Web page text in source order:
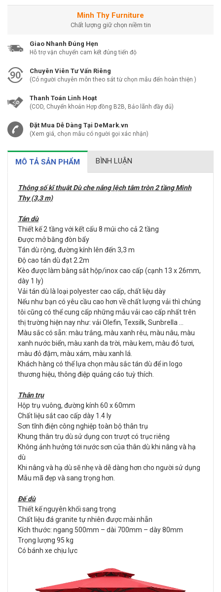
Minh Thy Furniture
Chất lượng giữ chọn niềm tin
Giao Nhanh Đúng Hẹn
Hỗ trợ vận chuyển cam kết đúng tiến độ
Chuyên Viên Tư Vấn Riêng
(Có người chuyên môn theo sát từ chọn mẫu đến hoàn thiện )
Thanh Toán Linh Hoạt
(COD, Chuyển khoản Hợp đồng B2B, Bảo lãnh đầy đủ)
Đặt Mua Dễ Dàng Tại DeMark.vn
(Xem giá, chọn mẫu có người gọi xác nhận)
MÔ TẢ SẢN PHẨM BÌNH LUẬN
Thông số kĩ thuật Dù che nắng lệch tâm tròn 2 tầng Minh
Thy (3,3 m)
Tán dù
Thiết kế 2 tầng với kết cấu 8 múi cho cả 2 tầng
Được mở bằng đòn bẩy
Tán dù rộng, đường kính lên đến 3,3 m
Độ cao tán dù đạt 2.2m
Kèo được làm bằng sắt hộp/inox cao cấp (cạnh 13 x 26mm,
dày 1 ly)
Vải tán dù là loại polyester cao cấp, chất liệu dày
Nếu như bạn có yêu cầu cao hơn về chất lượng vải thì chúng
tôi cũng có thể cung cấp những mẫu vải cao cấp nhất trên
thị trường hiện nay như: vải Olefin, Texsilk, Sunbrella …
Màu sắc có sẵn: màu trắng, màu xanh rêu, màu nâu, màu
xanh nước biển, màu xanh da trời, màu kem, màu đỏ tươi,
màu đỏ đậm, màu xám, màu xanh lá.
Khách hàng có thể lựa chọn màu sắc tán dù để in logo
thương hiệu, thông điệp quảng cáo tuỳ thích.
Thân trụ
Hộp trụ vuông, đường kính 60 x 60mm
Chất liệu sắt cao cấp dày 1.4 ly
Sơn tĩnh điện công nghiệp toàn bộ thân trụ
Khung thân trụ dù sử dụng con trượt có trục riêng
Không ảnh hưởng tới nước sơn của thân dù khi nâng và hạ
dù
Khi nâng và hạ dù sẽ nhẹ và dễ dàng hơn cho người sử dụng
Mẫu mã đẹp và sang trọng hơn.
Đế dù
Thiết kế nguyên khối sang trọng
Chất liệu đá granite tự nhiên được mài nhẵn
Kích thước: ngang 500mm – dài 700mm – dày 80mm
Trọng lượng 95 kg
Có bánh xe chịu lực